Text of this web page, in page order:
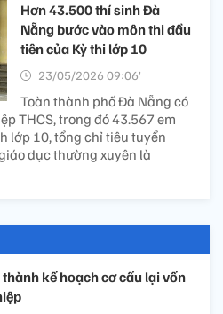
Hơn 43.500 thí sinh Đà
Nẵng bước vào môn thi đầu
tiên của Kỳ thi lớp 10
23/05/2026 09:06’
Toàn thành phố Đà Nẵng có
THCS, trong đó 43.567 em
lớp 10, tổng chỉ tiêu tuyển
dục thường xuyên là
kế hoạch cơ cấu lại vốn